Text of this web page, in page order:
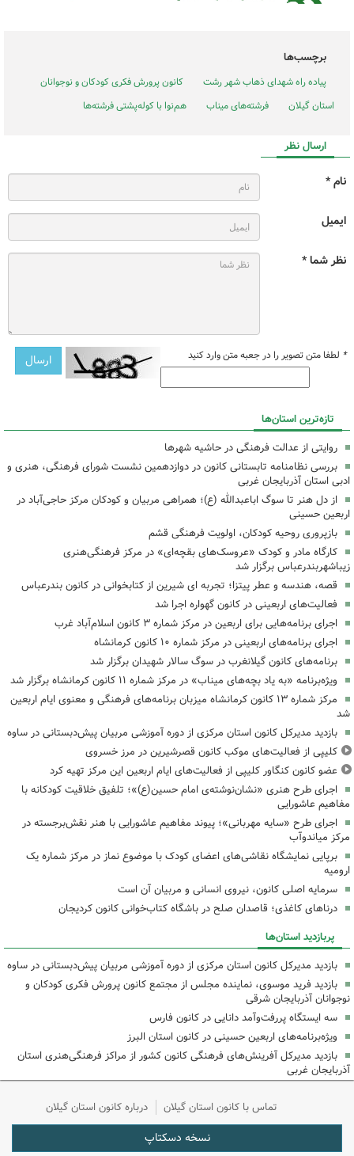
برچسب‌ها
پیاده راه شهدای ذهاب شهر رشت
کانون پرورش فکری کودکان و نوجوانان
استان گیلان
فرشته‌های میناب هم‌نوا با کوله‌پشتی فرشته‌ها
ارسال نظر
نام *
ایمیل
نظر شما *
* لطفا متن تصویر را در جعبه متن وارد کنید
تازه‌ترین استان‌ها
روایتی از عدالت فرهنگی در حاشیه شهرها
بررسی نظامنامه تابستانی کانون در دوازدهمین نشست شورای فرهنگی، هنری و
ادبی استان آذربایجان غربی
از دل هنر تا سوگ اباعبدالله (ع)؛ همراهی مربیان و کودکان مرکز حاجی‌آباد در
اربعین حسینی
بازپروری روحیه کودکان، اولویت فرهنگی قشم
کارگاه مادر و کودک «عروسک‌های بقچه‌ای» در مرکز فرهنگی‌هنری
زیباشهربندرعباس برگزار شد
قصه، هندسه و عطر پیتزا؛ تجربه ای شیرین از کتابخوانی در کانون بندرعباس
فعالیت‌های اربعینی در کانون گهواره اجرا شد
اجرای برنامه‌هایی برای اربعین در مرکز شماره ۳ کانون اسلام‌آباد غرب
اجرای برنامه‌های اربعینی در مرکز شماره ۱۰ کانون کرمانشاه
برنامه‌های کانون گیلانغرب در سوگ سالار شهیدان برگزار شد
ویژه‌برنامه «به یاد بچه‌های میناب» در مرکز شماره ۱۱ کانون کرمانشاه برگزار شد
مرکز شماره ۱۳ کانون کرمانشاه میزبان برنامه‌های فرهنگی و معنوی ایام اربعین
شد
بازدید مدیرکل کانون استان مرکزی از دوره آموزشی مربیان پیش‌دبستانی در ساوه
کلیپی از فعالیت‌های موکب کانون قصرشیرین در مرز خسروی
عضو کانون کنگاور کلیپی از فعالیت‌های ایام اربعین این مرکز تهیه کرد
اجرای طرح هنری «نشان‌نوشته‌ی امام حسین(ع)»؛ تلفیق خلاقیت کودکانه با
مفاهیم عاشورایی
اجرای طرح «سایه مهربانی»؛ پیوند مفاهیم عاشورایی با هنر نقش‌برجسته در
مرکز میاندوآب
برپایی نمایشگاه نقاشی‌های اعضای کودک با موضوع نماز در مرکز شماره یک
ارومیه
سرمایه اصلی کانون، نیروی انسانی و مربیان آن است
درناهای کاغذی؛ قاصدان صلح در باشگاه کتاب‌خوانی کانون کردیجان
پربازدید استان‌ها
بازدید مدیرکل کانون استان مرکزی از دوره آموزشی مربیان پیش‌دبستانی در ساوه
بازدید فرید موسوی، نماینده مجلس از مجتمع کانون پرورش فکری کودکان و
نوجوانان آذربایجان شرقی
سه ایستگاه پررفت‌وآمد دانایی در کانون فارس
ویژه‌برنامه‌های اربعین حسینی در کانون استان البرز
بازدید مدیرکل آفرینش‌های فرهنگی کانون کشور از مراکز فرهنگی‌هنری استان
آذربایجان غربی
تماس با کانون استان گیلان درباره کانون استان گیلان
نسخه دسکتاپ